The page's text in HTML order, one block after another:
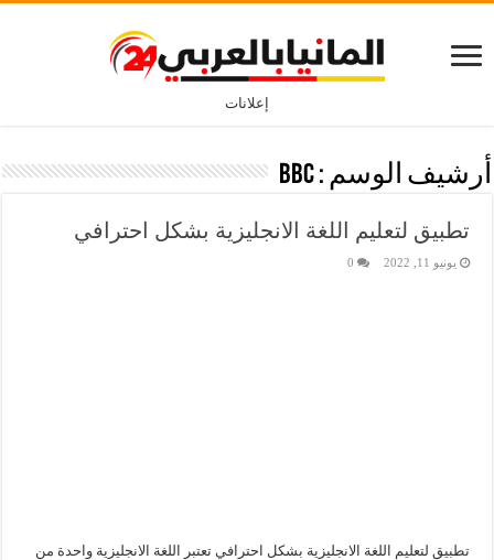
إعلانات
أرشيف الوسم :BBC
تطبيق لتعليم اللغة الانجليزية بشكل احترافي
يونيو 11, 2022 0
تطبيق لتعليم اللغة الانجليزية بشكل احترافي تعتبر اللغة الانجليزية واحدة من